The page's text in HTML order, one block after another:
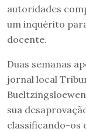
autoridades
um inquérito
docente.
Duas semanas
jornal local
sua
classificando-os